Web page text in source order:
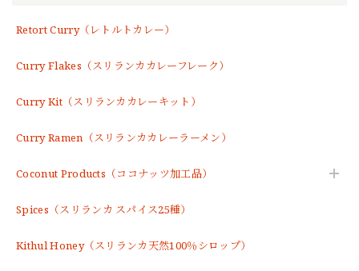
Retort Curry（レトルトカレー）
Curry Flakes（スリランカカレーフレーク）
Curry Kit（スリランカカレーキット）
Curry Ramen（スリランカカレーラーメン）
Coconut Products（ココナッツ加工品）
Spices（スリランカ スパイス25種）
Kithul Honey（スリランカ天然100％シロップ）